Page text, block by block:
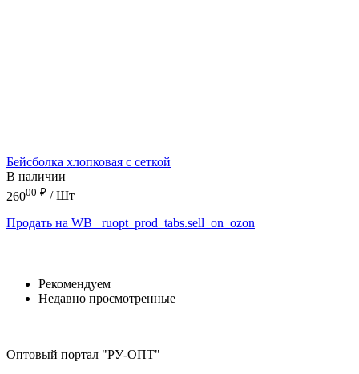
Бейсболка хлопковая с сеткой
В наличии
26000 ₽ / Шт
Продать на WB
_ruopt_prod_tabs.sell_on_ozon
Рекомендуем
Недавно просмотренные
Оптовый портал "РУ-ОПТ"